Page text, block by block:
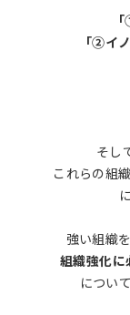
「②イ
そし
これらの組
強い組織
組織強化に
につい